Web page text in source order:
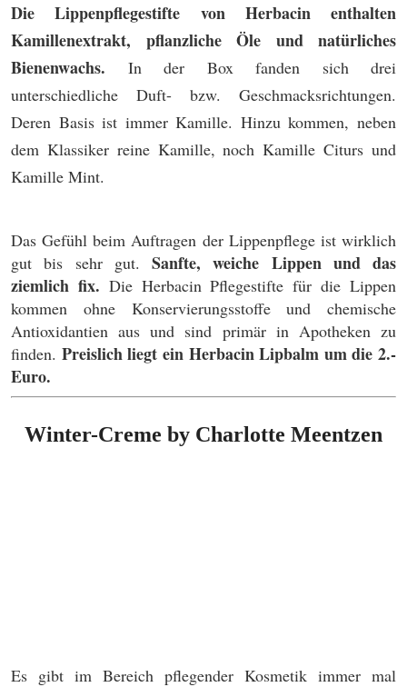
Die Lippenpflegestifte von Herbacin enthalten
Kamillenextrakt, pflanzliche Öle und natürliches
Bienenwachs. In der Box fanden sich drei
unterschiedliche Duft- bzw. Geschmacksrichtungen.
Deren Basis ist immer Kamille. Hinzu kommen, neben
dem Klassiker reine Kamille, noch Kamille Citurs und
Kamille Mint.
Das Gefühl beim Auftragen der Lippenpflege ist wirklich
gut bis sehr gut. Sanfte, weiche Lippen und das
ziemlich fix. Die Herbacin Pflegestifte für die Lippen
kommen ohne Konservierungsstoffe und chemische
Antioxidantien aus und sind primär in Apotheken zu
finden. Preislich liegt ein Herbacin Lipbalm um die 2.-
Euro.
Winter-Creme by Charlotte Meentzen
Es gibt im Bereich pflegender Kosmetik immer mal